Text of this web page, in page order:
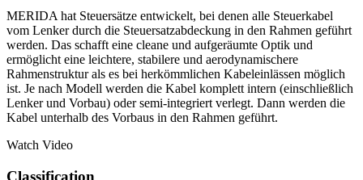
MERIDA hat Steuersätze entwickelt, bei denen alle Steuerkabel
vom Lenker durch die Steuersatzabdeckung in den Rahmen geführt
werden. Das schafft eine cleane und aufgeräumte Optik und
ermöglicht eine leichtere, stabilere und aerodynamischere
Rahmenstruktur als es bei herkömmlichen Kabeleinlässen möglich
ist. Je nach Modell werden die Kabel komplett intern (einschließlich
Lenker und Vorbau) oder semi-integriert verlegt. Dann werden die
Kabel unterhalb des Vorbaus in den Rahmen geführt.
Watch Video
Classification